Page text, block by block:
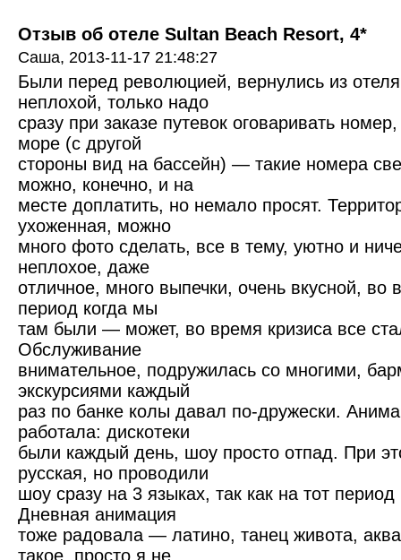
Отзыв об отеле Sultan Beach Resort, 4*
Саша, 2013-11-17 21:48:27
Были перед революцией, вернулись из
неплохой, только надо
сразу при заказе путевок оговаривать
море (с другой
стороны вид на бассейн) — такие номера
можно, конечно, и на
месте доплатить, но немало просят.
ухоженная, можно
много фото сделать, все в тему, уютно и
неплохое, даже
отличное, много выпечки, очень вкусной, во
период когда мы
там были — может, во время кризиса все
Обслуживание
внимательное, подружилась со многими,
экскурсиями каждый
раз по банке колы давал по-дружески.
работала: дискотеки
были каждый день, шоу просто отпад. При
русская, но проводили
шоу сразу на 3 языках, так как на тот
Дневная анимация
тоже радовала — латино, танец живота,
такое, просто я не